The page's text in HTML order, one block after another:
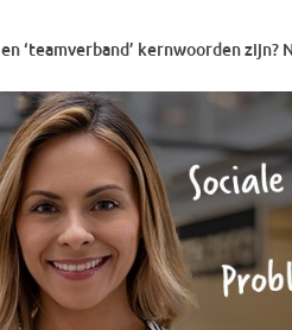
‘teamverband’ kernwoorden zijn?